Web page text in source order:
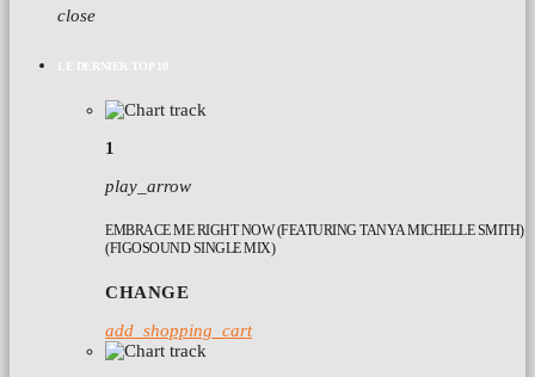
close
LE DERNIER TOP 10
1
play_arrow
EMBRACE ME RIGHT NOW (FEATURING TANYA MICHELLE SMITH)
(FIGOSOUND SINGLE MIX)
CHANGE
add_shopping_cart